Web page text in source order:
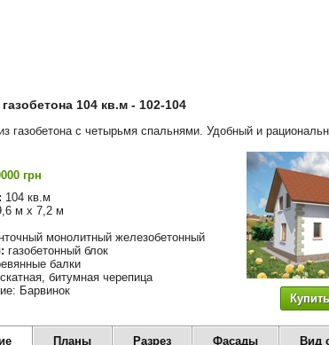
104 кв.м - 102-104
газобетона с четырьмя спальнями. Удобный и
грн
104 кв.м
м х 7,2 м
монолитный железобетонный
газобетонный блок
балки
скатная, битумная черепица
Барвинок
Планы Разрез Фасады Вид